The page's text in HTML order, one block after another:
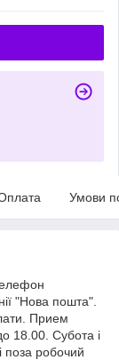
Умови
"Нова пошта".
Прием
18.00. Субота і
поза робочий